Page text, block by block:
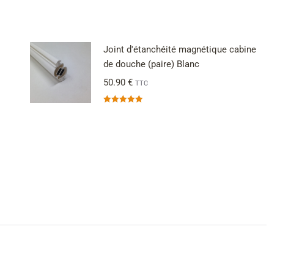
Joint d'étanchéité magnétique cabine
de douche (paire) Blanc
50.90 € TTC